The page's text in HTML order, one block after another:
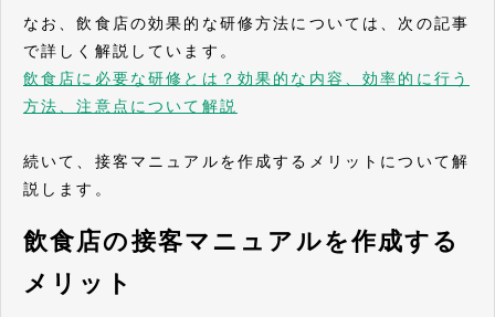
なお、飲食店の効果的な研修方法については、次の記事
で詳しく解説しています。
飲食店に必要な研修とは？効果的な内容、効率的に行う
方法、注意点について解説
続いて、接客マニュアルを作成するメリットについて解
説します。
飲食店の接客マニュアルを作成する
メリット